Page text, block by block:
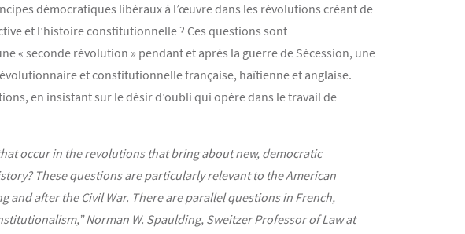
démocratiques libéraux à l’œuvre dans les révolutions créant de
et l’histoire constitutionnelle ? Ces questions sont
« seconde révolution » pendant et après la guerre de Sécession, une
et constitutionnelle française, haïtienne et anglaise.
en insistant sur le désir d’oubli qui opère dans le travail de
occur in the revolutions that bring about new, democratic
These questions are particularly relevant to the American
after the Civil War. There are parallel questions in French,
Norman W. Spaulding, Sweitzer Professor of Law at